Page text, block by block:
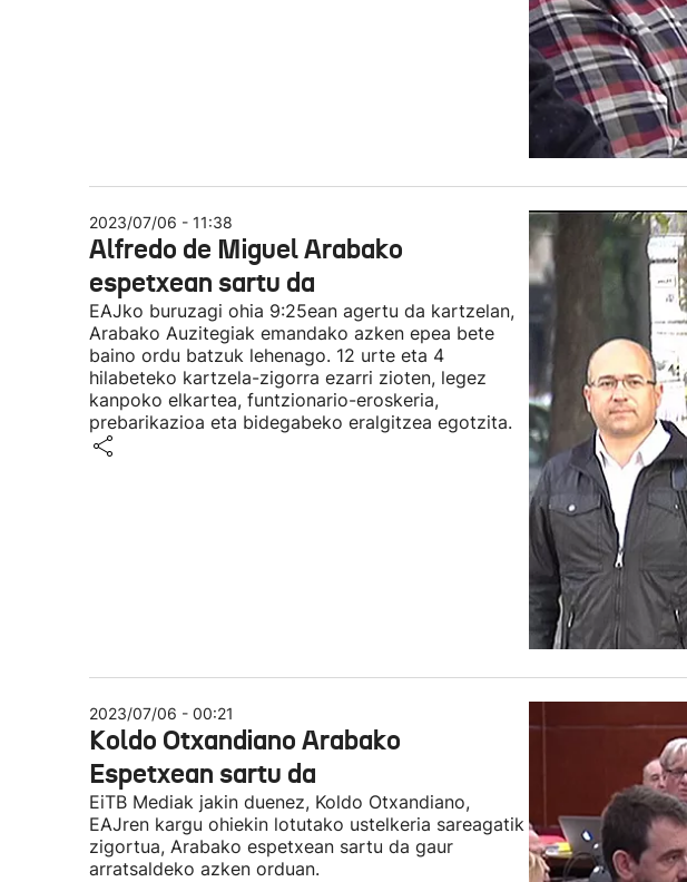
2023/07/06 - 11:38
Alfredo de Miguel Arabako
espetxean sartu da
EAJko buruzagi ohia 9:25ean agertu da kartzelan,
Arabako Auzitegiak emandako azken epea bete
baino ordu batzuk lehenago. 12 urte eta 4
hilabeteko kartzela-zigorra ezarri zioten, legez
kanpoko elkartea, funtzionario-eroskeria,
prebarikazioa eta bidegabeko eralgitzea egotzita.
2023/07/06 - 00:21
Koldo Otxandiano Arabako
Espetxean sartu da
EiTB Mediak jakin duenez, Koldo Otxandiano,
EAJren kargu ohiekin lotutako ustelkeria sareagatik
zigortua, Arabako espetxean sartu da gaur
arratsaldeko azken orduan.